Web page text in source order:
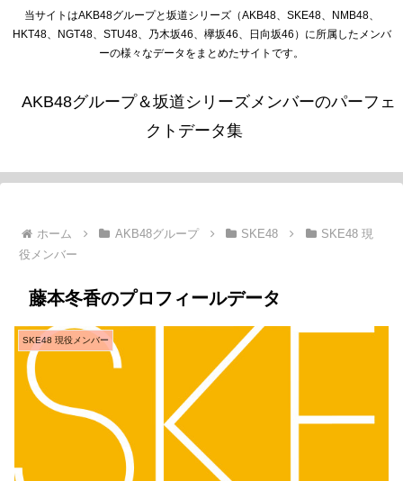
当サイトはAKB48グループと坂道シリーズ（AKB48、SKE48、NMB48、
HKT48、NGT48、STU48、乃木坂46、欅坂46、日向坂46）に所属したメンバ
ーの様々なデータをまとめたサイトです。
AKB48グループ＆坂道シリーズメンバーのパーフェ
クトデータ集
ホーム AKB48グループ SKE48
SKE48 現
役メンバー
藤本冬香のプロフィールデータ
SKE48 現役メンバー